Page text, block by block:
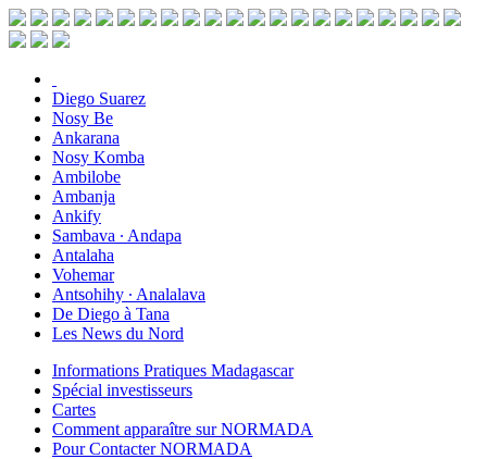
Diego Suarez
Nosy Be
Ankarana
Nosy Komba
Ambilobe
Ambanja
Ankify
Sambava ∙ Andapa
Antalaha
Vohemar
Antsohihy ∙ Analalava
De Diego à Tana
Les News du Nord
Informations Pratiques Madagascar
Spécial investisseurs
Cartes
Comment apparaître sur NORMADA
Pour Contacter NORMADA